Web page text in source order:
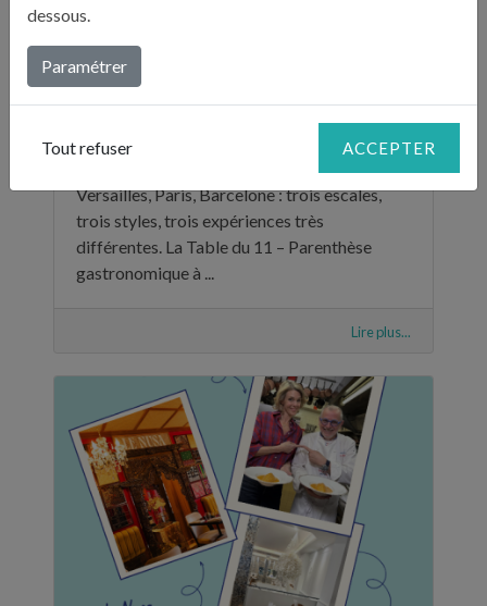
TROIS ADRESSES POUR SE RÉGALER AU MOIS DE JUIN
Versailles, Paris, Barcelone : trois escales,
trois styles, trois expériences très
différentes. La Table du 11 – Parenthèse
gastronomique à ...
Lire plus...
dessous.
Paramétrer
Tout refuser ACCEPTER